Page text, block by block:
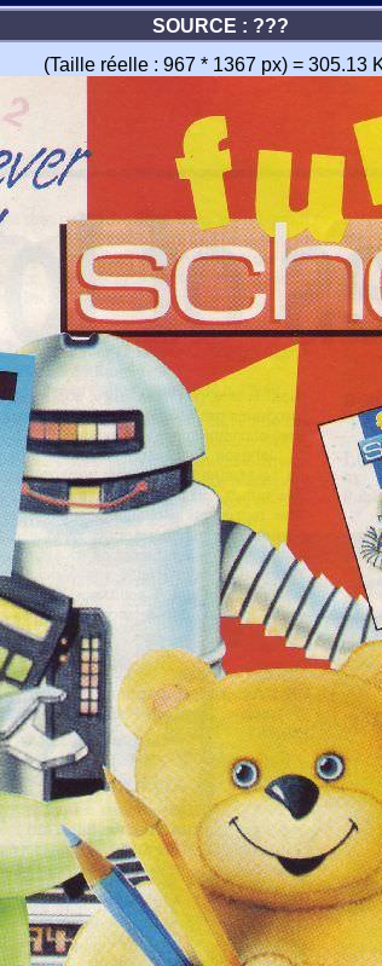
SOURCE : ???
(Taille réelle : 967 * 1367 px) = 305.13